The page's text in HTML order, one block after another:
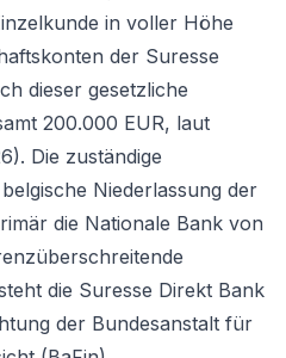
in voller Höhe
der Suresse
dieser gesetzliche
200.000 EUR, laut
Die zuständige
Niederlassung der
die Nationale Bank von
die Suresse Direkt Bank
der Bundesanstalt für